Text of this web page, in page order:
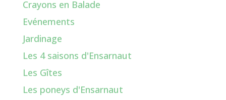
Crayons en Balade
Evénements
Jardinage
Les 4 saisons d'Ensarnaut
Les Gîtes
Les poneys d'Ensarnaut